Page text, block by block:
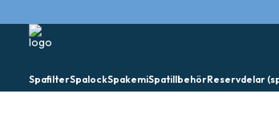
SpafilterSpalockSpakemiSpatillbehörReservdelar